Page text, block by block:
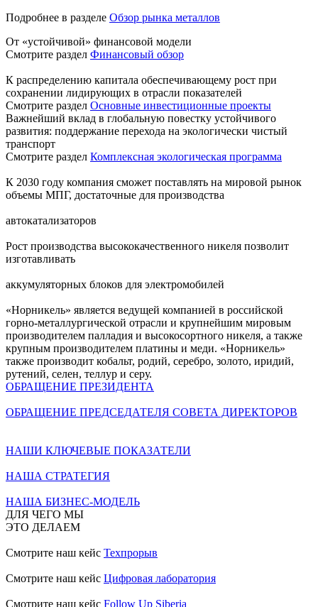
Подробнее в разделе Обзор рынка металлов
От «устойчивой» финансовой модели
Смотрите раздел Финансовый обзор
К распределению капитала обеспечивающему рост при
сохранении лидирующих в отрасли показателей
Смотрите раздел Основные инвестиционные проекты
Важнейший вклад в глобальную повестку устойчивого
развития: поддержание перехода на экологически чистый
транспорт
Смотрите раздел Комплексная экологическая программа
К 2030 году компания сможет поставлять на мировой рынок
объемы МПГ, достаточные для производства
автокатализаторов
Рост производства высококачественного никеля позволит
изготавливать
аккумуляторных блоков для электромобилей
«Норникель» является ведущей компанией в российской
горно-металлургической отрасли и крупнейшим мировым
производителем палладия и высокосортного никеля, а также
крупным производителем платины и меди. «Норникель»
также производит кобальт, родий, серебро, золото, иридий,
рутений, селен, теллур и серу.
ОБРАЩЕНИЕ ПРЕЗИДЕНТА
ОБРАЩЕНИЕ ПРЕДСЕДАТЕЛЯ СОВЕТА ДИРЕКТОРОВ
НАШИ КЛЮЧЕВЫЕ ПОКАЗАТЕЛИ
НАША СТРАТЕГИЯ
НАША БИЗНЕС-МОДЕЛЬ
ДЛЯ ЧЕГО МЫ
ЭТО ДЕЛАЕМ
Смотрите наш кейс Техпрорыв
Смотрите наш кейс Цифровая лаборатория
Смотрите наш кейс Follow Up Siberia